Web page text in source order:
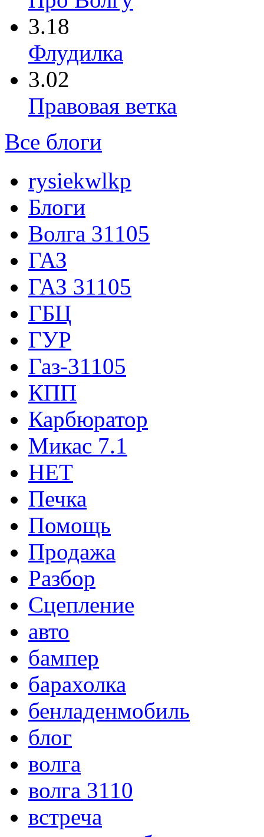
3.18
Флудилка
3.02
Правовая ветка
Все блоги
rysiekwlkp
Блоги
Волга 31105
ГАЗ
ГАЗ 31105
ГБЦ
ГУР
Газ-31105
КПП
Карбюратор
Микас 7.1
НЕТ
Печка
Помощь
Продажа
Разбор
Сцепление
авто
бампер
барахолка
бенладенмобиль
блог
волга
волга 3110
встреча